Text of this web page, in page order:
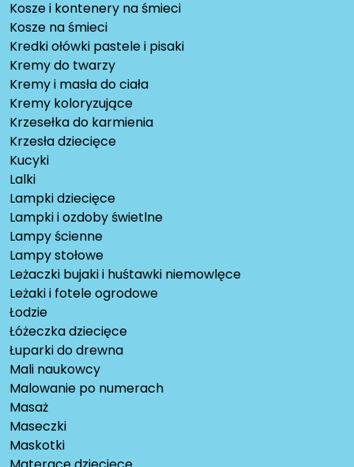
Kosze i kontenery na śmieci
Kosze na śmieci
Kredki ołówki pastele i pisaki
Kremy do twarzy
Kremy i masła do ciała
Kremy koloryzujące
Krzesełka do karmienia
Krzesła dziecięce
Kucyki
Lalki
Lampki dziecięce
Lampki i ozdoby świetlne
Lampy ścienne
Lampy stołowe
Leżaczki bujaki i huśtawki niemowlęce
Leżaki i fotele ogrodowe
Łodzie
Łóżeczka dziecięce
Łuparki do drewna
Mali naukowcy
Malowanie po numerach
Masaż
Maseczki
Maskotki